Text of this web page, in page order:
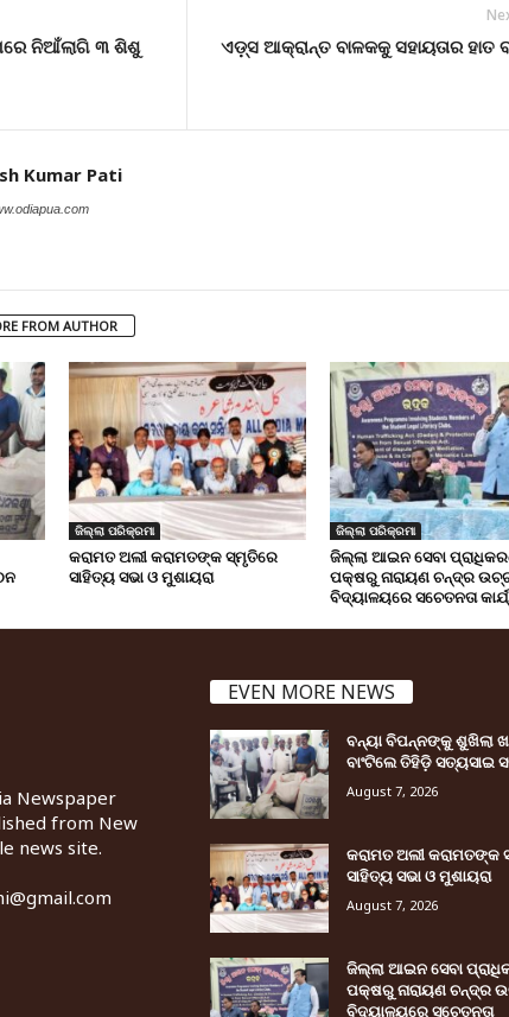
ନିଆଁଲାଗି ୩ ଶିଶୁ
ଏଡ଼୍ସ ଆକ୍ରାନ୍ତ ବାଳକକୁ ସହାୟତାର ହାତ
Kumar Pati
FROM AUTHOR
ଜିଲ୍ଲା ପରିକ୍ରମା
କରାମତ ଅଲୀ କରାମତଙ୍କ ସ୍ମୃତିରେ
ସାହିତ୍ୟ ସଭା ଓ ମୁଶାୟରା
ଜିଲ୍ଲା ପରିକ୍ରମା
ଜିଲ୍ଲା ଆଇନ ସେବା
ପକ୍ଷରୁ ନାରାୟଣ ଚନ୍ଦ୍ର
ବିଦ୍ୟାଳୟରେ ସଚେତନତା
Newspaper
from New
news site.
EVEN MORE NEWS
ବନ୍ୟା ବିପନ୍ନଙ୍କୁ ଶୁଖିଲା
ବାଂଟିଲେ ତିହିଡି଼ ସତ୍ୟସାଇ
August 7, 2026
କରାମତ ଅଲୀ କରାମତଙ୍କ
ସାହିତ୍ୟ ସଭା ଓ ମୁଶାୟରା
August 7, 2026
ଜିଲ୍ଲା ଆଇନ ସେବା
ପକ୍ଷରୁ ନାରାୟଣ ଚନ୍ଦ୍ର
ବିଦ୍ୟାଳୟରେ ସଚେତନତା